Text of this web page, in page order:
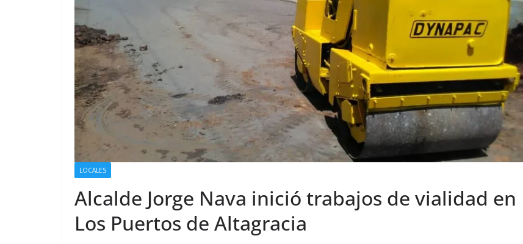
LOCALES
Alcalde Jorge Nava inició trabajos de vialidad en
Los Puertos de Altagracia